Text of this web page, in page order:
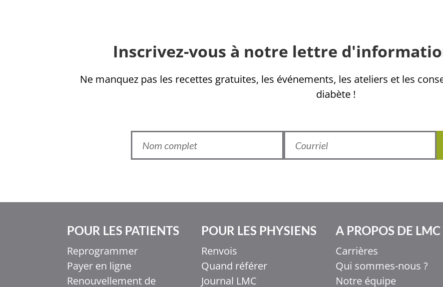
Inscrivez-vous à notre lettre
Ne manquez pas les recettes gratuites, les événements, les ateliers et les
diabète !
POUR LES PATIENTS
Reprogrammer
Payer en ligne
Renouvellement de
POUR LES PHYSIENS
Renvois
Quand référer
Journal LMC
A PROPOS DE LMC
Carrières
Qui sommes-nous ?
Notre équipe
Italiano
Ελληνικά